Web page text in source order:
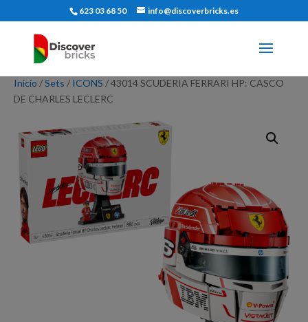
623 03 68 50 info@discoverbricks.es
Inicio /Sets / ICONS / 43014 SCUDERIA FERRARI HP: CASCO
DE CHARLES LECLERC